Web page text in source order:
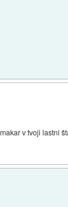
v tvoji lastni